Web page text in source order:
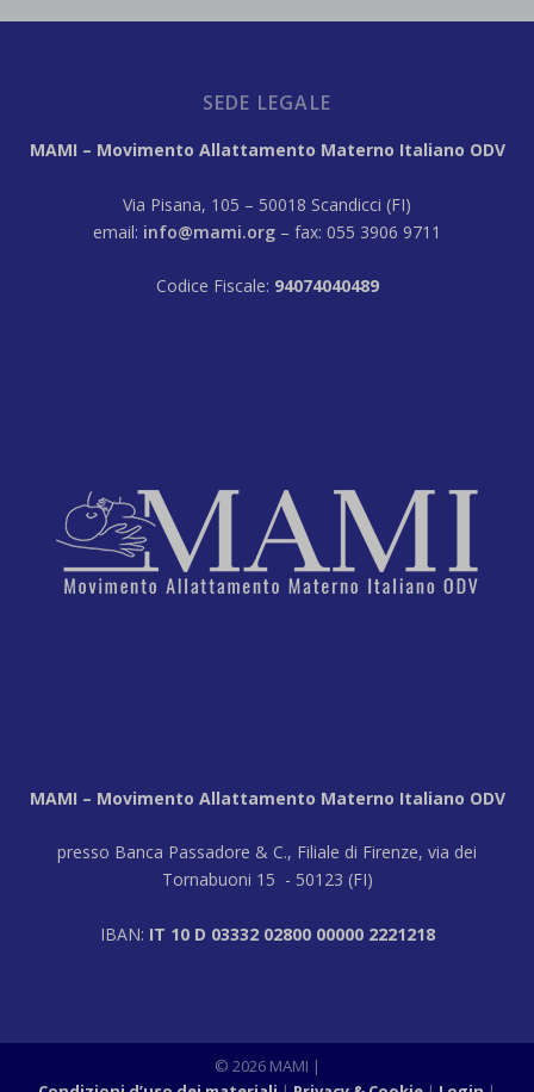
SEDE LEGALE
MAMI – Movimento Allattamento Materno Italiano ODV
Via Pisana, 105 – 50018 Scandicci (FI)
email: info@mami.org – fax: 055 3906 9711
Codice Fiscale: 94074040489
MAMI – Movimento Allattamento Materno Italiano ODV
presso Banca Passadore & C., Filiale di Firenze, via dei
Tornabuoni 15 - 50123 (FI)
IBAN: IT 10 D 03332 02800 00000 2221218
© 2026 MAMI |